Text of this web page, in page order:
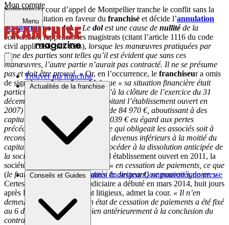
Mon compte
Menu
Trouver ma franchise
Actualités de la franchise
Brèves et actus Actualités du secteur Communiqués de presse
Conseils et Guides
Sollicitée, la cour d’appel de Montpellier tranche le conflit sans la
moindre hésitation en faveur du franchisé et décide l’annulation
du contratpour dol. « Le dolest une cause de nullitéde la
convention, rappellent les magistrats (citant l’article 1116 du code
civil applicable aux faits), lorsque les manœuvres pratiquées par
l’une des parties sont telles qu’il est évident que sans ces
manœuvres, l’autre partie n’aurait pas contracté. Il ne se présume
pas et doit être prouvé. »Or, en l’occurrence, le franchiseur a omis
de signaler aufutur franchiséque « sa situation financière était
particulièrement délicate, puisqu’à la clôture de l’exercice du 31
décembre 2013, (sa société exploitant l’établissement ouvert en
2007) avait enregistré une perte de 84 970 €, aboutissant à des
capitaux propres négatifs à -334 039 € eu égard aux pertes
précédemment constatées (…), ce qui obligeait les associés soit à
reconstituer ses capitaux propres devenus inférieurs à la moitié du
capital social (8 000 €), soit à procéder à la dissolution anticipée de
la société (…) »
Quant au second établissement ouvert en 2011, la
société qui l’exploitait était, elle, « en cessation de paiements, ce que
(le franchiseur qui en était aussi le dirigeant) ne pouvait ignorer. »
Certes, son redressement judiciaire a débuté en mars 2014, huit jours
après la signature du contrat litigieux, admet la cour. « Il n’en
demeure pas moins que son état de cessation de paiements a été fixé
au 6 décembre 2013, soit bien antérieurement à la conclusion du
contrat ».